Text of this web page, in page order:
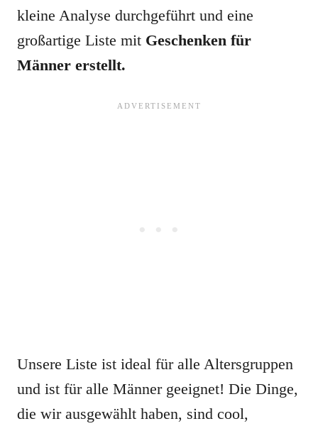
kleine Analyse durchgeführt und eine
großartige Liste mit Geschenken für
Männer erstellt.
Unsere Liste ist ideal für alle Altersgruppen
und ist für alle Männer geeignet! Die Dinge,
die wir ausgewählt haben, sind cool,